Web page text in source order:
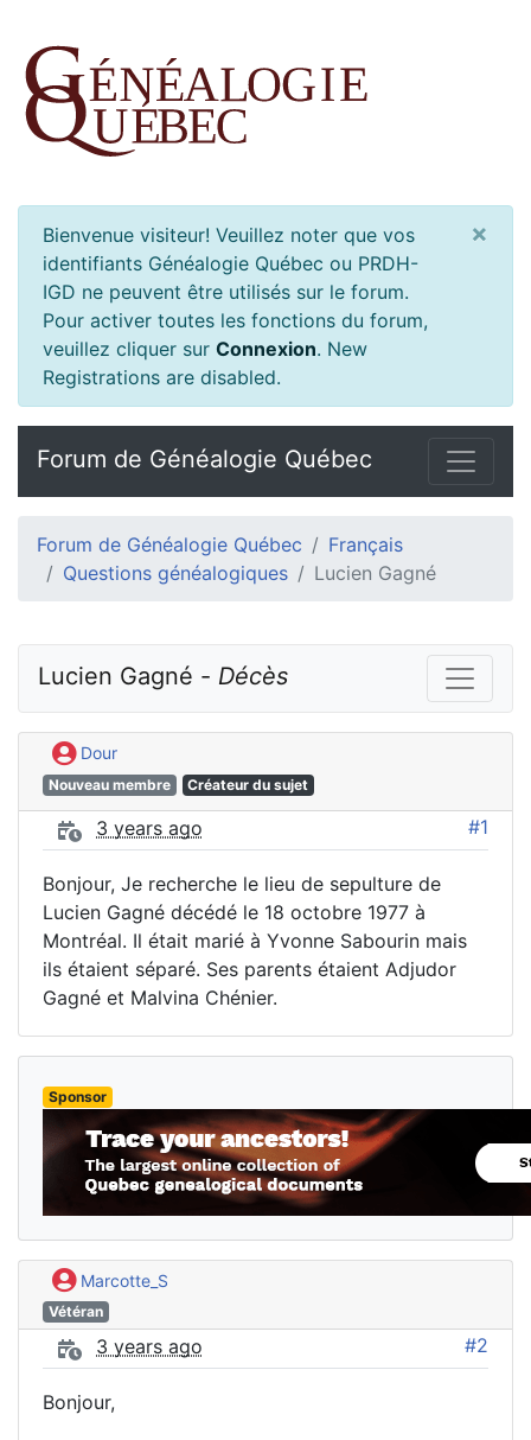
Bienvenue visiteur! Veuillez noter que vos
identifiants Généalogie Québec ou PRDH-
IGD ne peuvent être utilisés sur le forum.
Pour activer toutes les fonctions du forum,
veuillez cliquer sur Connexion. New
Registrations are disabled.
×
Forum de Généalogie Québec
Forum de Généalogie Québec
Français
Questions généalogiques
Lucien Gagné
Lucien Gagné - Décès
Dour
Nouveau membre Créateur du sujet
3 years ago #1
Bonjour, Je recherche le lieu de sepulture de
Lucien Gagné décédé le 18 octobre 1977 à
Montréal. Il était marié à Yvonne Sabourin mais
ils étaient séparé. Ses parents étaient Adjudor
Gagné et Malvina Chénier.
Sponsor
Marcotte_S
Vétéran
3 years ago #2
Bonjour,